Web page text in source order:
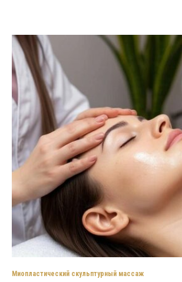
Миопластический скульптурный массаж